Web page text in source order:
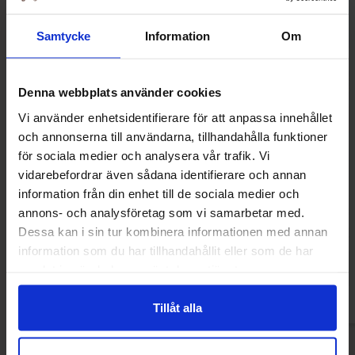
Samtycke Information Om
Denna webbplats använder cookies
Vi använder enhetsidentifierare för att anpassa innehållet
och annonserna till användarna, tillhandahålla funktioner
för sociala medier och analysera vår trafik. Vi
vidarebefordrar även sådana identifierare och annan
information från din enhet till de sociala medier och
annons- och analysföretag som vi samarbetar med.
Dessa kan i sin tur kombinera informationen med annan
information som du har tillhandahållit eller som de har
Tillåt alla
Airheads Sour Mini Bars 85g
39.91 kr
Nerds Gummy